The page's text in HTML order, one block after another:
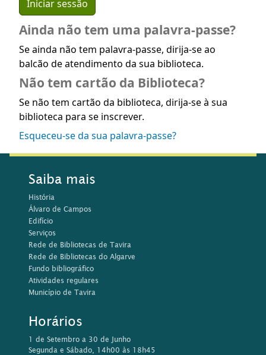
Ainda não tem uma palavra-passe?
Se ainda não tem palavra-passe, dirija-se ao
balcão de atendimento da sua biblioteca.
Não tem cartão da Biblioteca?
Se não tem cartão da biblioteca, dirija-se à sua
biblioteca para se inscrever.
Esqueceu-se da sua palavra-passe?
Saiba mais
História
Álvaro de Campos
Edifício
Serviços
Rede de Bibliotecas de Tavira
Rede de Bibliotecas do Algarve
Fundo bibliográfico
Atividades regulares
Município de Tavira
Horários
1 de Setembro a 30 de Junho
Segunda e Sábado, 14h00 às 18h45